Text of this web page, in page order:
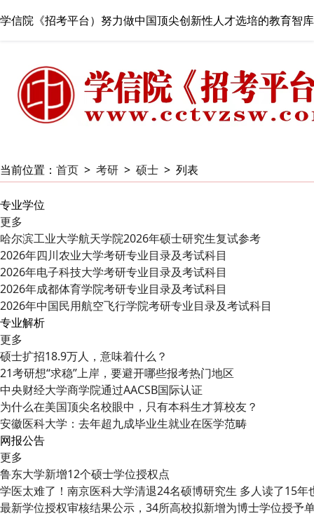
学信院《招考平台）努力做中国顶尖创新性人才选培的教育智库
当前位置： 首页 > 考研 > 硕士 > 列表
专业学位
更多
哈尔滨工业大学航天学院2026年硕士研究生复试参考
2026年四川农业大学考研专业目录及考试科目
2026年电子科技大学考研专业目录及考试科目
2026年成都体育学院考研专业目录及考试科目
2026年中国民用航空飞行学院考研专业目录及考试科目
专业解析
更多
硕士扩招18.9万人，意味着什么？
21考研想“求稳”上岸，要避开哪些报考热门地区
中央财经大学商学院通过AACSB国际认证
为什么在美国顶尖名校眼中，只有本科生才算校友？
安徽医科大学：去年超九成毕业生就业在医学范畴
网报公告
更多
鲁东大学新增12个硕士学位授权点
学医太难了！南京医科大学清退24名硕博研究生 多人读了15年
最新学位授权审核结果公示，34所高校拟新增为博士学位授予